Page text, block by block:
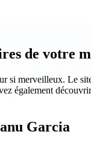
de votre
merveilleux. Le
également
Garcia